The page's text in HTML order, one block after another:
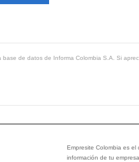
de datos de Informa Colombia S.A. Si
Empresite Colombia es
información de tu